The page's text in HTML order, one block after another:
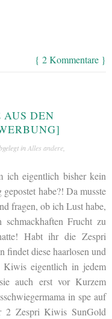
{ 2 Kommentare }
DEN
in Alles andere,
ich eigentlich bisher kein
habe?! Da musste
fragen, ob ich Lust habe,
schmackhaften Frucht zu
Habt ihr die Zespri
findet diese haarlosen und
Kiwis eigentlich in jedem
auch erst vor Kurzem
in spe auf
2 Zespri Kiwis SunGold